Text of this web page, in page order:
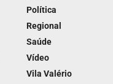
Política
Regional
Saúde
Vídeo
Vila Valério